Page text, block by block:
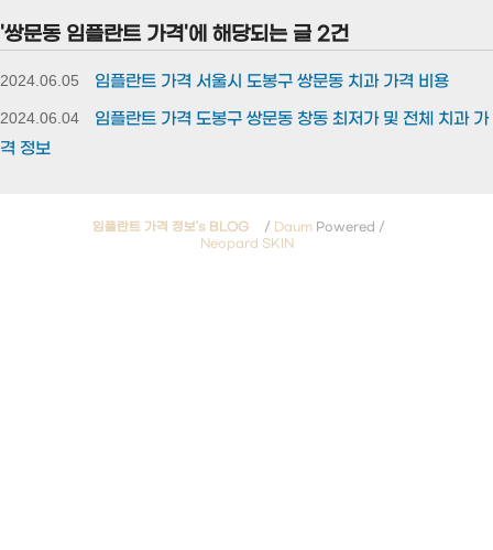
'쌍문동 임플란트 가격'에 해당되는 글 2건
2024.06.05 임플란트 가격 서울시 도봉구 쌍문동 치과 가격 비용
2024.06.04
임플란트 가격 도봉구 쌍문동 창동 최저가 및 전체 치과 가
격 정보
임플란트 가격 정보's BLOG / Daum Powered /
Neopard SKIN